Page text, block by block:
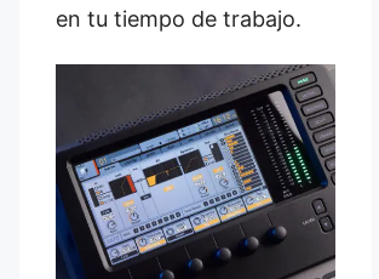
en tu tiempo de trabajo.